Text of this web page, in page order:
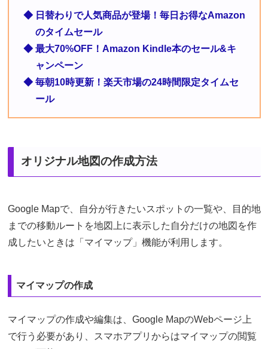
◆ 日替わりで人気商品が登場！毎日お得なAmazon
のタイムセール
◆ 最大70%OFF！Amazon Kindle本のセール&キ
ャンペーン
◆ 毎朝10時更新！楽天市場の24時間限定タイムセ
ール
オリジナル地図の作成方法
Google Mapで、自分が行きたいスポットの一覧や、目的地
までの移動ルートを地図上に表示した自分だけの地図を作
成したいときは「マイマップ」機能が利用します。
マイマップの作成
マイマップの作成や編集は、Google MapのWebページ上
で行う必要があり、スマホアプリからはマイマップの閲覧